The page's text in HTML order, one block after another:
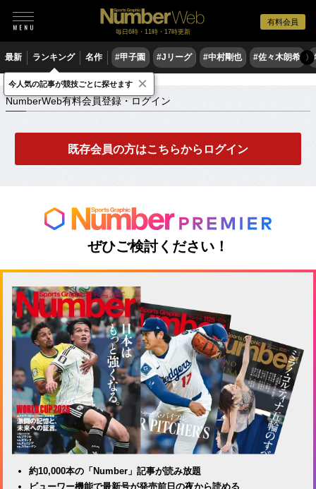
有料会員
毎日6時・11時・17時更新
最新 ランキング 名作 #甲子園 #Jリーグ #中村剛也 #佐々木朗希 〉
NumberWeb有料会員登録・ログイン
NumberWeb有料会員登録・ログイン
既存会員の方はこちらからログイン
ぜひご検討ください！
約10,000本の「Number」記事が読み放題
ビューワー機能で最新号が発売前日の夜から読める
今人気の記事が競技ごとに探せます ×